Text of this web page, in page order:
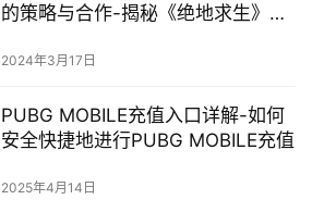
的策略与合作-揭秘《绝地求生》中
2024年3月17日
PUBG MOBILE充值入口详解-如何
安全快捷地进行PUBG MOBILE充值
2025年4月14日